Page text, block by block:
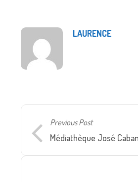
LAURENCE
Previous Post
Médiathèque José